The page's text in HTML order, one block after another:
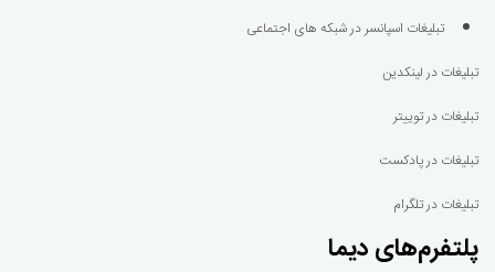
تبلیغات اسپانسر در شبکه های اجتماعی
تبلیغات در لینکدین
تبلیغات در توییتر
تبلیغات در پادکست
تبلیغات در تلگرام
پلتفرم‌های دیما